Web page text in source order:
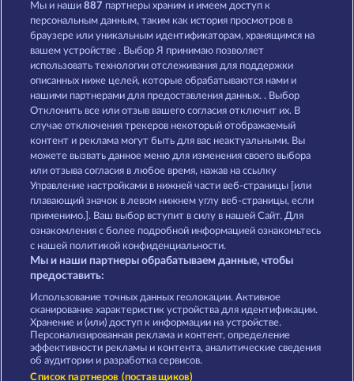
Maaax Diamonds Royal Seven Ultra
Royal Seven
Правила КОНФИДЕНЦИАЛЬНОСТЬ
О компании Компания
Партнерская программа
Отправить Запрос об Отказе
Мы и наши887 партнеры храним и имеем доступ к
персональным данным, таким как история просмотров в
браузере или уникальным идентификаторам, хранящимся на
вашем устройстве . Выбор Я принимаю позволяет
использовать технологии отслеживания для поддержки
описанных ниже целей, которые обрабатываются нами и
нашими партнерами для предоставления данных. . Выбор
Отклонить все или отзыв вашего согласия отключит их. В
случае отключения трекеров некоторый отображаемый
контент и реклама могут быть для вас неактуальными. Вы
можете вызвать данное меню для изменения своего выбора
или отзыва согласия в любое время, нажав на ссылку
Управление настройками в нижней части веб-страницы [или
плавающий значок в левом нижнем углу веб-страницы, если
применимо.]. Ваш выбор вступит в силу в нашей Сайт. Для
ознакомления с более подробной информацией ознакомьтесь
с нашей политикой конфиденциальности.
Мы и наши партнеры обрабатываем данные, чтобы
предоставить:
Использование точных данных геолокации. Активное
сканирование характеристик устройства для идентификации.
Хранение и (или) доступ к информации на устройстве.
Персонализированная реклама и контент, определение
эффективности рекламы и контента, аналитические сведения
об аудитории и разработка сервисов.
Список партнеров (поставщиков)